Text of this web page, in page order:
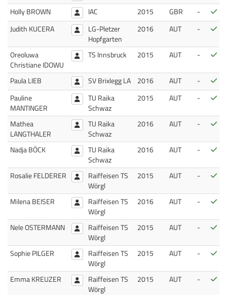
Holly BROWN
IAC 2015 GBR -
Judith KUCERA
LG-Pletzer
Hopfgarten
2016 AUT -
Oreoluwa
Christiane IDOWU
TS Innsbruck 2015 AUT -
Paula LIEB SV Brixlegg LA 2016 AUT -
Pauline
MANTINGER
TU Raika
Schwaz
2015 AUT -
Mathea
LANGTHALER
TU Raika
Schwaz
2016 AUT -
Nadja BÖCK
TU Raika
Schwaz
2016 AUT -
Rosalie FELDERER
Raiffeisen TS
Wörgl
2015 AUT -
Milena BEISER
Raiffeisen TS
Wörgl
2016 AUT -
Nele OSTERMANN
Raiffeisen TS
Wörgl
2015 AUT -
Sophie PILGER
Raiffeisen TS
Wörgl
2015 AUT -
Emma KREUZER
Raiffeisen TS
Wörgl
2015 AUT -